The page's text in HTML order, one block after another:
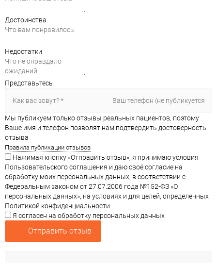
Достоинства
Недостатки
Представьтесь
Мы публикуем только отзывы реальных пациентов, поэтому
Ваше имя и телефон позволят нам подтвердить достоверность
отзыва
Правила публикации отзывов
Нажимая кнопку «Отправить отзыв», я принимаю условия
Пользовательского соглашения и даю своё согласие на
обработку моих персональных данных, в соответствии с
Федеральным законом от 27.07.2006 года №152-ФЗ «О
персональных данных», на условиях и для целей, определенных
Политикой конфиденциальности.
Я согласен на обработку персональных данных
Отправить отзыв